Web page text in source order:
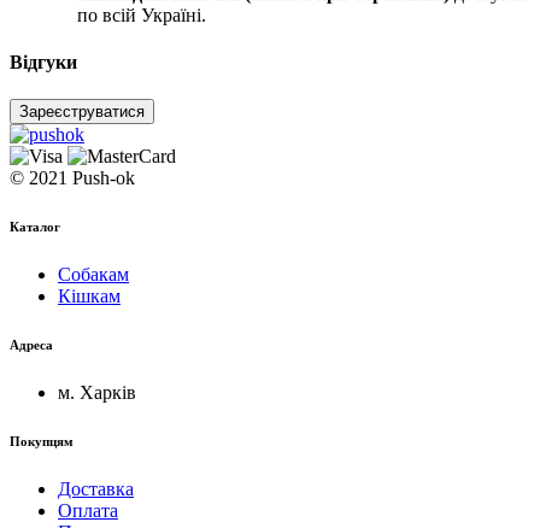
по всій Україні.
Відгуки
Зареєструватися
© 2021 Push-ok
Каталог
Собакам
Кішкам
Адреса
м. Харків
Покупцям
Доставка
Оплата